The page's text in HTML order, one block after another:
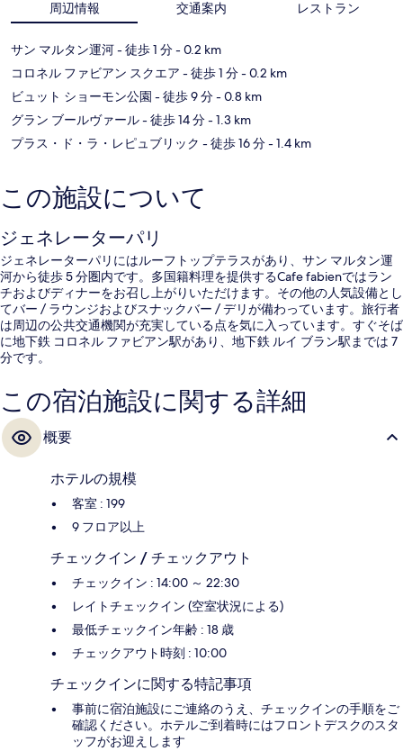
周辺情報 交通案内 レストラン
サン マルタン運河- 徒歩 1 分- 0.2 km
コロネル ファビアン スクエア - 徒歩 1 分- 0.2 km
ビュット ショーモン公園 - 徒歩 9 分- 0.8 km
グラン ブールヴァール- 徒歩 14 分- 1.3 km
プラス・ド・ラ・レピュブリック - 徒歩 16 分- 1.4 km
この施設について
ジェネレーターパリ
ジェネレーターパリにはルーフトップテラスがあり、サン マルタン運
河から徒歩 5 分圏内です。多国籍料理を提供するCafe fabienではラン
チおよびディナーをお召し上がりいただけます。その他の人気設備とし
てバー / ラウンジおよびスナックバー / デリが備わっています。旅行者
は周辺の公共交通機関が充実している点を気に入っています。すぐそば
に地下鉄 コロネル ファビアン駅があり、地下鉄 ルイ ブラン駅までは 7
分です。
この宿泊施設に関する詳細
概要
ホテルの規模
客室 : 199
9 フロア以上
チェックイン / チェックアウト
チェックイン : 14:00 ～ 22:30
レイトチェックイン (空室状況による)
最低チェックイン年齢 : 18 歳
チェックアウト時刻 : 10:00
チェックインに関する特記事項
事前に宿泊施設にご連絡のうえ、チェックインの手順をご
確認ください。ホテルご到着時にはフロントデスクのスタ
ッフがお迎えします